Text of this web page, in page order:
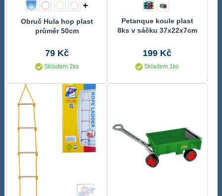
+
Obruč Hula hop plast
průměr 50cm
79 Kč
Skladem 2ks
Petanque koule plast
8ks v sáčku 37x22x7cm
199 Kč
Skladem 1ks